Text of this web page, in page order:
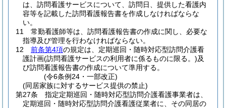
は、訪問看護サービスについて、訪問日、提供した看護内
容等を記載した訪問看護報告書を作成しなければならな
い。
11
常勤看護師等は、訪問看護報告書の作成に関し、必要な
指導及び管理を行わなければならない。
12
前条第4項の規定は、定期巡回・随時対応型訪問介護看
護計画(訪問看護サービスの利用者に係るものに限る。)及
び訪問看護報告書の作成について準用する。
(令6条例24・一部改正)
(同居家族に対するサービス提供の禁止)
第27条
指定定期巡回・随時対応型訪問介護看護事業者は、
定期巡回・随時対応型訪問介護看護従業者に、その同居の